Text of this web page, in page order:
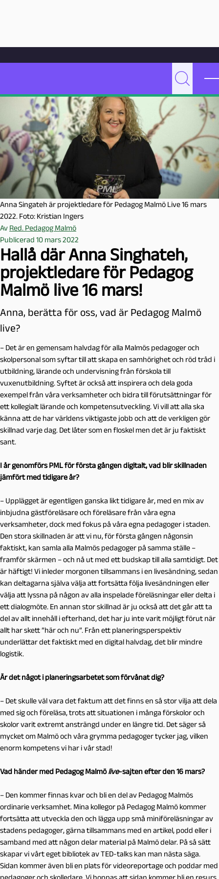
Hoppa till innehåll
e
g
o
g
M
a
m
ö
Sök
Hallå där Anna Singhateh, projektledare för Pedagog Malmö live 16
Anna Singateh är projektledare för Pedagog Malmö Live 16 mars
2022. Foto: Kristian Ingers
Av Red. Pedagog Malmö
Publicerad 10 mars 2022
Hallå där Anna Singhateh,
projektledare för Pedagog
Malmö live 16 mars!
Anna, berätta för oss, vad är Pedagog Malmö
live?
– Det är en gemensam halvdag för alla Malmös pedagoger och
skolpersonal som syftar till att skapa en samhörighet och röd tråd i
utbildning, lärande och undervisning från förskola till
vuxenutbildning. Syftet är också att inspirera och dela goda
exempel från våra verksamheter och bidra till förutsättningar för
ett kollegialt lärande och kompetensutveckling. Vi vill att alla ska
känna att de har världens viktigaste jobb och att de verkligen gör
skillnad varje dag. Det låter som en floskel men det är ju faktiskt
sant.
I år genomförs PML för första gången digitalt, vad blir skillnaden
jämfört med tidigare år?
– Upplägget är egentligen ganska likt tidigare år, med en mix av
inbjudna gästföreläsare och föreläsare från våra egna
verksamheter, dock med fokus på våra egna pedagoger i staden.
Den stora skillnaden är att vi nu, för första gången någonsin
faktiskt, kan samla alla Malmös pedagoger på samma ställe –
framför skärmen – och nå ut med ett budskap till alla samtidigt. Det
är häftigt! Vi inleder morgonen tillsammans i en livesändning, sedan
kan deltagarna själva välja att fortsätta följa livesändningen eller
välja att lyssna på någon av alla inspelade föreläsningar eller delta i
ett dialogmöte. En annan stor skillnad är ju också att det går att ta
del av allt innehåll i efterhand, det har ju inte varit möjligt förut när
allt har skett ”här och nu”. Från ett planeringsperspektiv
underlättar det faktiskt med en digital halvdag, det blir mindre
logistik.
Är det något i planeringsarbetet som förvånat dig?
– Det skulle väl vara det faktum att det finns en så stor vilja att dela
med sig och föreläsa, trots att situationen i många förskolor och
skolor varit extremt ansträngd under en längre tid. Det säger så
mycket om Malmö och våra grymma pedagoger tycker jag, vilken
enorm kompetens vi har i vår stad!
Vad händer med Pedagog Malmölive-sajten efter den 16 mars?
– Den kommer finnas kvar och bli en del av Pedagog Malmös
ordinarie verksamhet. Mina kollegor på Pedagog Malmö kommer
fortsätta att utveckla den och lägga upp små miniföreläsningar av
stadens pedagoger, gärna tillsammans med en artikel, podd eller i
samband med att någon delar material på Malmö delar. På så sätt
skapar vi vårt eget bibliotek av TED-talks kan man nästa säga.
Sidan kommer även bli en plats för videoreportage och poddar med
pedagoger och skolledare. Vi hoppas att sidan kommer bli en resurs